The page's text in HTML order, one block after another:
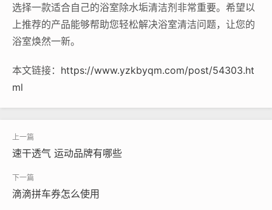
选择一款适合自己的浴室除水垢清洁剂非常重要。希望以
上推荐的产品能够帮助您轻松解决浴室清洁问题，让您的
浴室焕然一新。
本文链接： https://www.yzkbyqm.com/post/54303.ht
ml
速干透气 运动品牌有哪些
滴滴拼车券怎么使用